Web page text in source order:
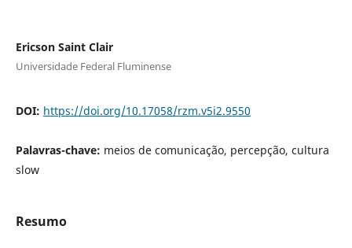
Ericson Saint Clair
Universidade Federal Fluminense
DOI: https://doi.org/10.17058/rzm.v5i2.9550
Palavras-chave: meios de comunicação, percepção, cultura
slow
Resumo